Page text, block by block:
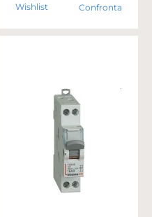
Wishlist Confronta